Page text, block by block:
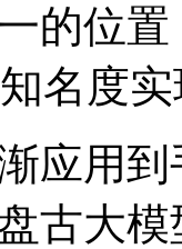
的位
名度
用到
古大